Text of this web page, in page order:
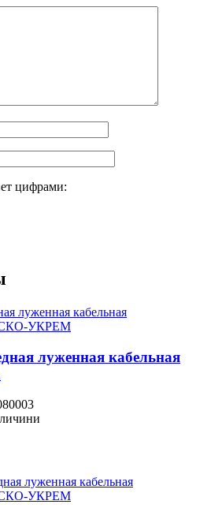
цифрами:
луженная кабельная